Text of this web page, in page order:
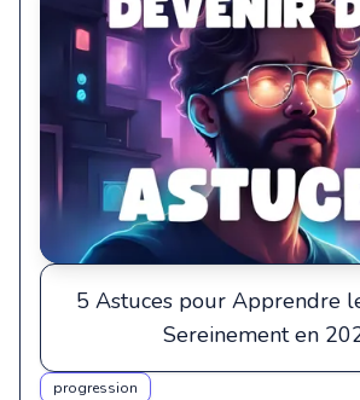
5 Astuces pour Apprendre
Sereinement en
progression